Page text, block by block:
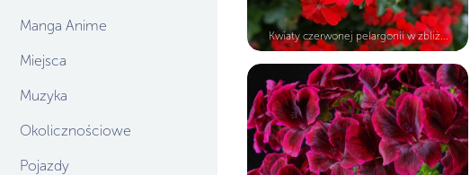
Manga Anime
Miejsca
Muzyka
Okolicznościowe
Pojazdy
Kwiaty czerwonej pelargonii w zbliż...